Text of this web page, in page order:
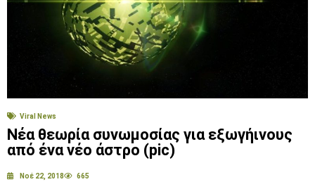
Viral News
Νέα θεωρία συνωμοσίας για εξωγήινους
από ένα νέο άστρο (pic)
Νοέ 22, 2018 665